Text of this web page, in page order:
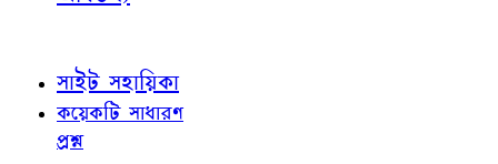
সাইট সহায়িকা
কয়েকটি সাধারণ
প্রশ্ন